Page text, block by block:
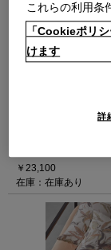
ピロケース（249
（ピロケース MOS
￥23,100
在庫：在庫あり
これらの利用条
「Cookieポリ
けます
詳